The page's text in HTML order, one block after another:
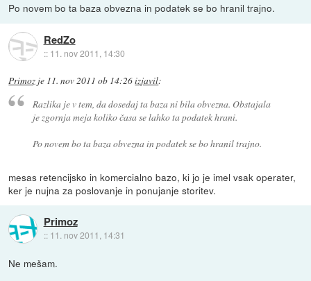
Po novem bo ta baza obvezna in podatek se bo hranil trajno.
RedZo
:: 11. nov 2011, 14:30
Primoz je 11. nov 2011 ob 14:26izjavil:
Razlika je v tem, da dosedaj ta baza ni bila obvezna. Obstajala
je zgornja meja koliko časa se lahko ta podatek hrani.
Po novem bo ta baza obvezna in podatek se bo hranil trajno.
mesas retencijsko in komercialno bazo, ki jo je imel vsak operater,
ker je nujna za poslovanje in ponujanje storitev.
Primoz
:: 11. nov 2011, 14:31
Ne mešam.